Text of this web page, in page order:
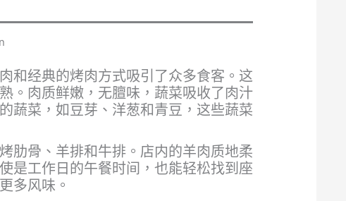
和经典的烤肉方式吸引了众多食客。这
。肉质鲜嫩，无膻味，蔬菜吸收了肉汁
蔬菜，如豆芽、洋葱和青豆，这些蔬菜
肋骨、羊排和牛排。店内的羊肉质地柔
是工作日的午餐时间，也能轻松找到座
多风味。